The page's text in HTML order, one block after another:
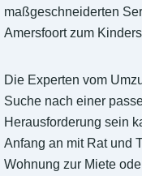
maßgeschneiderten
Amersfoort zum
Die Experten vom
Suche nach einer
Herausforderung sein
Anfang an mit Rat und
Wohnung zur Miete